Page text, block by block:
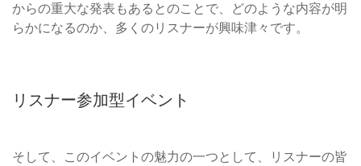
からの重大な発表もあるとのことで、どのような内容が明
らかになるのか、多くのリスナーが興味津々です。
リスナー参加型イベント
そして、このイベントの魅力の一つとして、リスナーの皆